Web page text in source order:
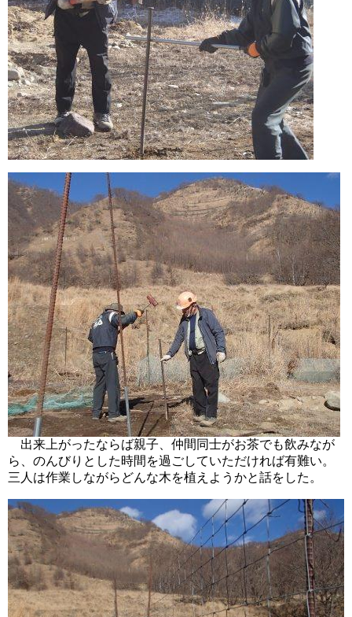
出来上がったならば親子、仲間同士がお茶でも飲みなが
ら、のんびりとした時間を過ごしていただければ有難い。
三人は作業しながらどんな木を植えようかと話をした。